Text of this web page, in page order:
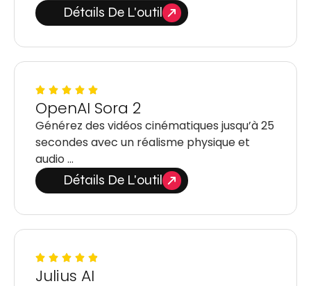
Détails De L'outil
OpenAI Sora 2
Générez des vidéos cinématiques jusqu’à 25
secondes avec un réalisme physique et
audio …
Détails De L'outil
Julius AI